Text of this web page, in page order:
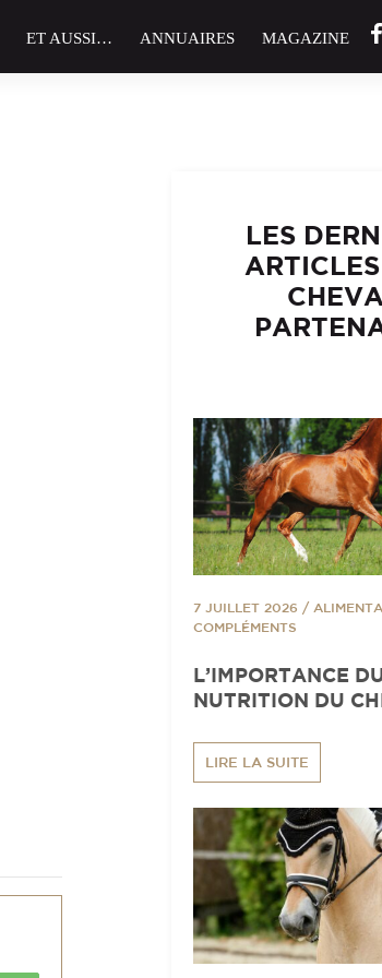
ET AUSSI… ANNUAIRES MAGAZINE
LES
7 JUILLET 2026 /
COMPLÉMENTS
L’IMPORTANCE
NUTRITION DU
LIRE LA SUITE